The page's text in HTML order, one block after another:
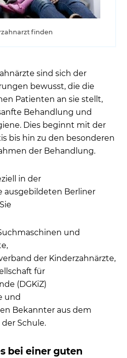
für Kinderzahnheilkunde?
mit Hypnose bei Berlin
ohne Bohrgeräusche
Fissurenversiegelung beim
Berlin
Stadtteilportal
für eine Kinderzahnärztin
für Berlin
finden
sind sich der
bewusst, die die
Patienten an sie stellt,
Behandlung und
Dies beginnt mit der
bis hin zu den besonderen
der Behandlung.
in der
ausgebildeten Berliner
und
der Kinderzahnärzte,
für
(DGKiZ)
und
Bekannter aus dem
Schule.
bei einer guten